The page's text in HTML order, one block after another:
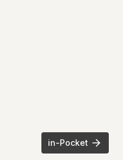
in-Pocket